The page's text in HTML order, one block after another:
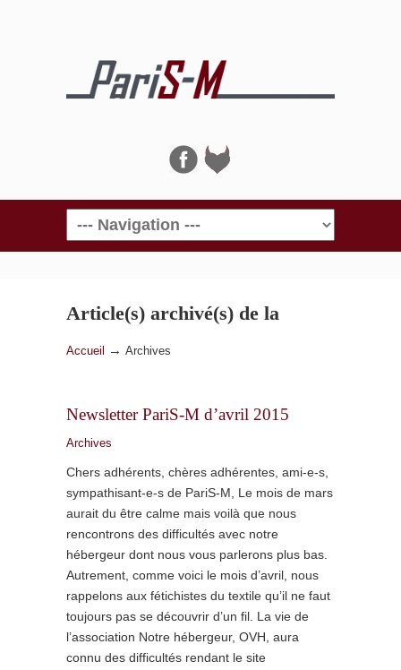
Navigation
Article(s) archivé(s) de la
catégorieArchives
Accueil → Archives
Newsletter PariS-M d’avril 2015
Archives
Chers adhérents, chères adhérentes, ami-e-s,
sympathisant-e-s de PariS-M, Le mois de mars
aurait du être calme mais voilà que nous
rencontrons des difficultés avec notre
hébergeur dont nous vous parlerons plus bas.
Autrement, comme voici le mois d’avril, nous
rappelons aux fétichistes du textile qu’il ne faut
toujours pas se découvrir d’un fil. La vie de
l’association Notre hébergeur, OVH, aura
connu des difficultés rendant le site